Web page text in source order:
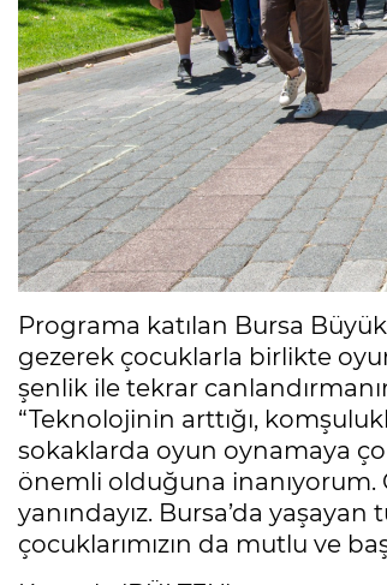
Programa katılan Bursa
gezerek çocuklarla birlikte
şenlik ile tekrar
“Teknolojinin arttığı,
sokaklarda oyun oynamaya
önemli olduğuna inanıyorum.
yanındayız. Bursa’da
çocuklarımızın da mutlu ve